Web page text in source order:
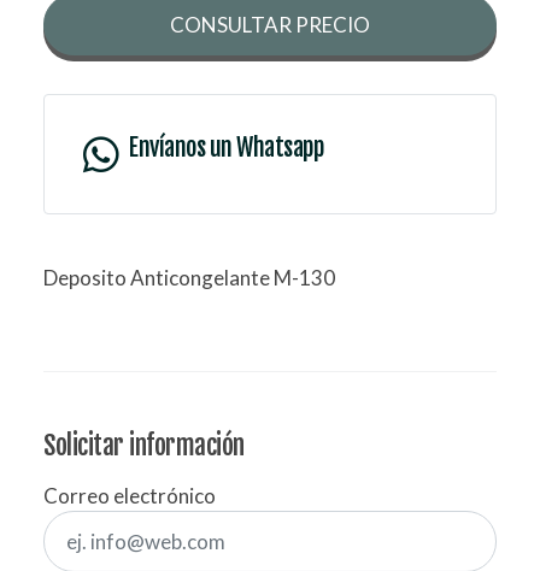
CONSULTAR PRECIO
Envíanos un Whatsapp
Deposito Anticongelante M-130
Solicitar información
Correo electrónico